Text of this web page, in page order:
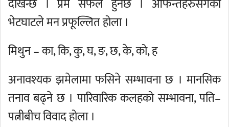
देखिन्छ । प्रेम सफल हुनेछ । आफन्तहरुसँगको
भेटघाटले मन प्रफूल्लित होला ।
मिथुन – का, कि, कु, घ, ङ, छ, के, को, ह
अनावश्यक झमेलामा फसिने सम्भावना छ । मानसिक
तनाव बढ्ने छ । पारिवारिक कलहको सम्भावना, पति–
पत्नीबीच विवाद होला ।